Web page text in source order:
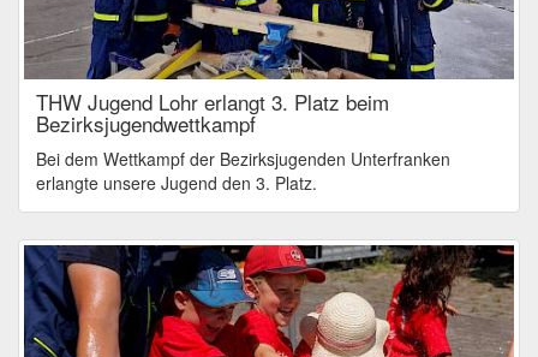
THW Jugend Lohr erlangt 3. Platz beim
Bezirksjugendwettkampf
Bei dem Wettkampf der Bezirksjugenden Unterfranken
erlangte unsere Jugend den 3. Platz.